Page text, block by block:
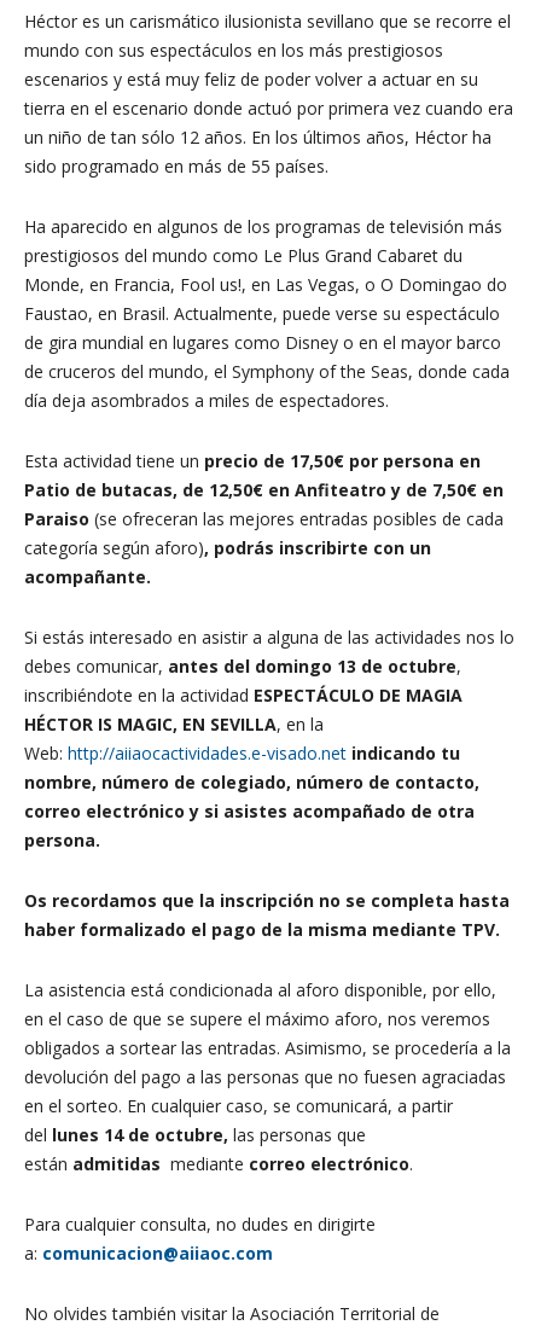
Héctor es un carismático ilusionista sevillano que se recorre el
mundo con sus espectáculos en los más prestigiosos
escenarios y está muy feliz de poder volver a actuar en su
tierra en el escenario donde actuó por primera vez cuando era
un niño de tan sólo 12 años. En los últimos años, Héctor ha
sido programado en más de 55 países.
Ha aparecido en algunos de los programas de televisión más
prestigiosos del mundo como Le Plus Grand Cabaret du
Monde, en Francia, Fool us!, en Las Vegas, o O Domingao do
Faustao, en Brasil. Actualmente, puede verse su espectáculo
de gira mundial en lugares como Disney o en el mayor barco
de cruceros del mundo, el Symphony of the Seas, donde cada
día deja asombrados a miles de espectadores.
Esta actividad tiene un precio de 17,50€ por persona en
Patio de butacas, de 12,50€ en Anfiteatro y de 7,50€ en
Paraiso (se ofreceran las mejores entradas posibles de cada
categoría según aforo), podrás inscribirte con un
acompañante.
Si estás interesado en asistir a alguna de las actividades nos lo
debes comunicar, antes del domingo 13 de octubre,
inscribiéndote en la actividad ESPECTÁCULO DE MAGIA
HÉCTOR IS MAGIC, EN SEVILLA, en la
Web: http://aiiaocactividades.e-visado.net indicando tu
nombre, número de colegiado, número de contacto,
correo electrónico y si asistes acompañado de otra
persona.
Os recordamos que la inscripción no se completa hasta
haber formalizado el pago de la misma mediante TPV.
La asistencia está condicionada al aforo disponible, por ello,
en el caso de que se supere el máximo aforo, nos veremos
obligados a sortear las entradas. Asimismo, se procedería a la
devolución del pago a las personas que no fuesen agraciadas
en el sorteo. En cualquier caso, se comunicará, a partir
del lunes 14 de octubre, las personas que
están admitidas mediante correo electrónico.
Para cualquier consulta, no dudes en dirigirte
a: comunicacion@aiiaoc.com
No olvides también visitar la Asociación Territorial de